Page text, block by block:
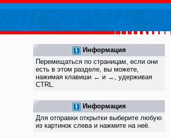
Информация
Перемещаться по страницам, если они
есть в этом разделе, вы можете,
нажимая клавиши ← и →, удерживая
CTRL.
Информация
Для отправки открытки выберите любую
из картинок слева и нажмите на неё.